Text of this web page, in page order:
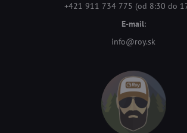
+421 911 734 775 (od 8:30 do
E-mail:
info@roy.sk